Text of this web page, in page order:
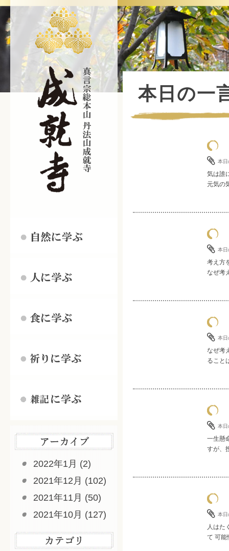
2022年1月 (2)
2021年12月 (102)
2021年11月 (50)
2021年10月 (127)
本日の一
本日
気は誰
元気の
本日
考え方
なぜ考
本日
なぜ考
ること
本日
一生懸
すが、
本日
人はた
て 可能